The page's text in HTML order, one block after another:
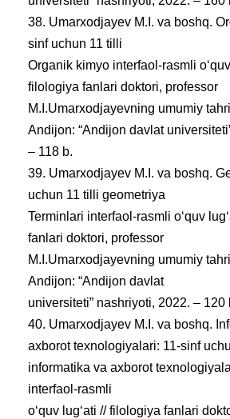
38. Umarxodjayev M.I. va boshq.
sinf uchun 11 tilli
Organik kimyo interfaol-rasmli
filologiya fanlari doktori, professor
M.I.Umarxodjayevning umumiy
Andijon: “Andijon davlat
– 118 b.
39. Umarxodjayev M.I. va boshq.
uchun 11 tilli geometriya
Terminlari interfaol-rasmli oʻquv
fanlari doktori, professor
M.I.Umarxodjayevning umumiy
Andijon: “Andijon davlat
universiteti” nashriyoti, 2022. – 120
40. Umarxodjayev M.I. va boshq.
axborot texnologiyalari: 11-sinf
informatika va axborot
interfaol-rasmli
oʻquv lugʻati // filologiya fanlari